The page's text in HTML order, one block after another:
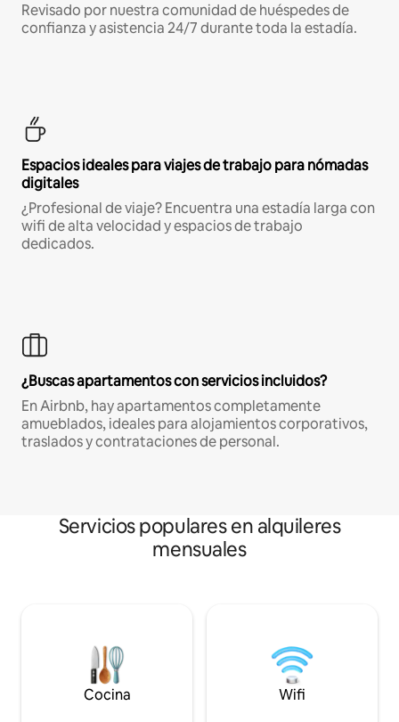
Revisado por nuestra comunidad de huéspedes de
confianza y asistencia 24/7 durante toda la estadía.
Espacios ideales para viajes de trabajo para nómadas
digitales
¿Profesional de viaje? Encuentra una estadía larga con
wifi de alta velocidad y espacios de trabajo
dedicados.
¿Buscas apartamentos con servicios incluidos?
En Airbnb, hay apartamentos completamente
amueblados, ideales para alojamientos corporativos,
traslados y contrataciones de personal.
Servicios populares en alquileres
mensuales
Cocina Wifi